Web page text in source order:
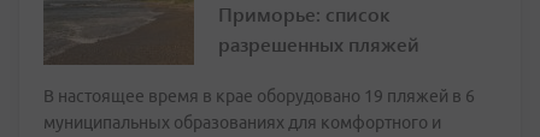
Приморье: список
разрешенных пляжей
В настоящее время в крае оборудовано 19 пляжей в 6
муниципальных образованиях для комфортного и